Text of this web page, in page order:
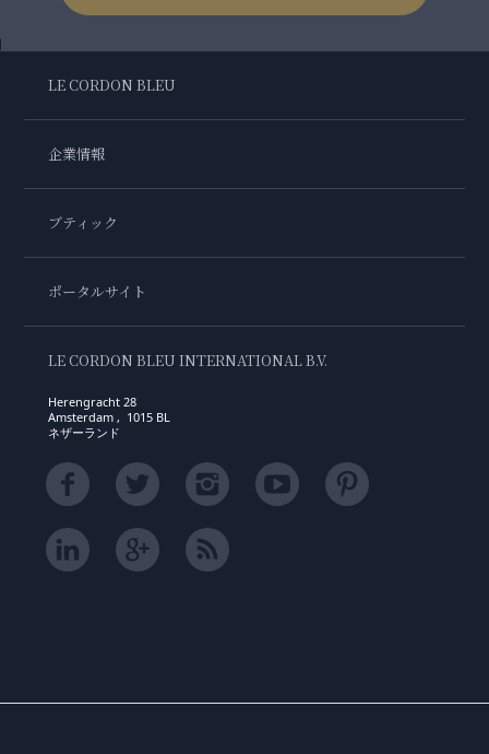
LE CORDON BLEU
企業情報
ブティック
ポータルサイト
LE CORDON BLEU INTERNATIONAL B.V.
Herengracht 28
Amsterdam , 1015 BL
ネザーランド